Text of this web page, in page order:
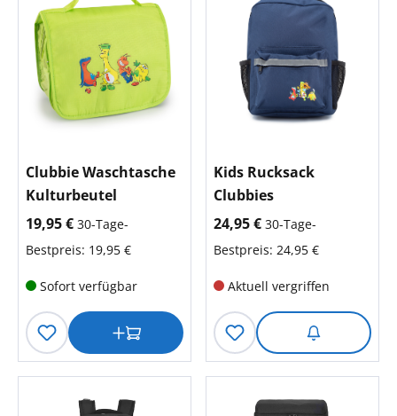
Clubbie Waschtasche
Kulturbeutel
aktueller Preis:
19,95 € 30-Tage-
Bestpreis: 19,95 €
Sofort verfügbar
Kids Rucksack
Clubbies
aktueller Preis:
24,95 € 30-Tage-
Bestpreis: 24,95 €
Aktuell vergriffen